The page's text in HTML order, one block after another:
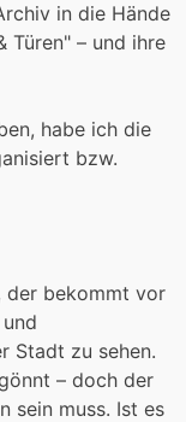
in die Hände
Türen" – und ihre
habe ich die
bzw.
der bekommt vor
Stadt zu sehen.
– doch der
sein muss. Ist es